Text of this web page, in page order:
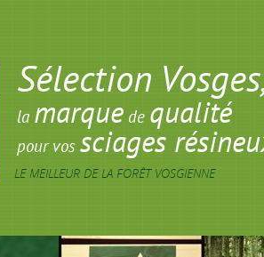
Sélection
la marque de qualité
pour vos sciages
LE MEILLEUR DE LA FORÊT VOSGIENNE